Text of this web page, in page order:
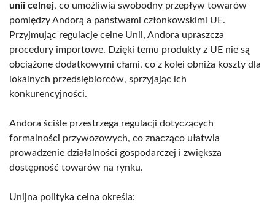
unii celnej, co umożliwia swobodny przepływ towarów
pomiędzy Andorą a państwami członkowskimi UE.
Przyjmując regulacje celne Unii, Andora upraszcza
procedury importowe. Dzięki temu produkty z UE nie są
obciążone dodatkowymi cłami, co z kolei obniża koszty dla
lokalnych przedsiębiorców, sprzyjając ich
konkurencyjności.
Andora ściśle przestrzega regulacji dotyczących
formalności przywozowych, co znacząco ułatwia
prowadzenie działalności gospodarczej i zwiększa
dostępność towarów na rynku.
Unijna polityka celna określa: